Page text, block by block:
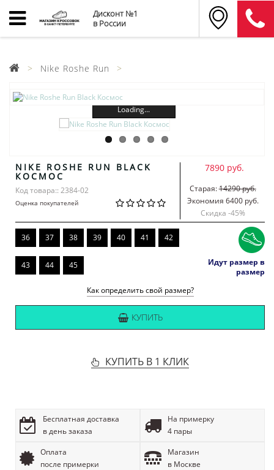
Дисконт №1
в России
Nike Roshe Run
Loading...
NIKE ROSHE RUN BLACK
КОСМОС
Код товара:: 2384-02
Оценка покупателей
7890 руб.
Старая:14290 руб.
Экономия 6400 руб.
Скидка -45%
36 37 38 39 40 41 42
43 44 45
Идут размер в
размер
Как определить свой размер?
КУПИТЬ
КУПИТЬ В 1 КЛИК
Бесплатная доставка
в день заказа
На примерку
4 пары
Оплата
после примерки
Магазин
в Москве